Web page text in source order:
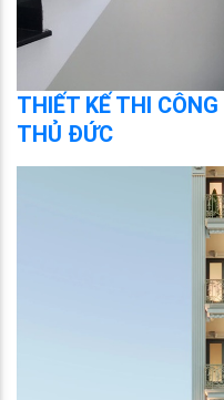
THIẾT KẾ THI
THỦ ĐỨC